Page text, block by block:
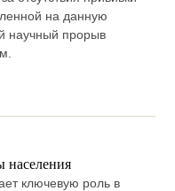
на данную
научный прорыв
населения
ключевую роль в